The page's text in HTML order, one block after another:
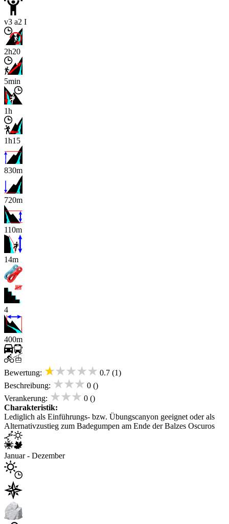
v3 a2 I
2h20
5min
1h
1h15
830m
720m
110m
x
14m
4
400m
Bewertung: ★★★★★ 0.7 (1)
Beschreibung: ★★★ 0 ()
Verankerung: ★★★ 0 ()
Charakteristik:
Lediglich als Einführungs- bzw. Übungscanyon geeignet oder als
Alternativzustieg zum Badegumpen am Ende der Balzes Oscuros
Januar - Dezember